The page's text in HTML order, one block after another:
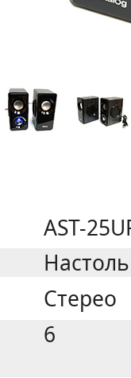
AST-
Стерео
6